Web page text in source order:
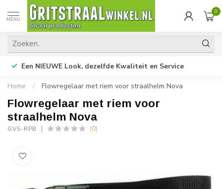
MENU
0
Een NIEUWE Look, dezelfde Kwaliteit en Service
Home / Flowregelaar met riem voor straalhelm Nova
Flowregelaar met riem voor
straalhelm Nova
GVS-RPB (0)